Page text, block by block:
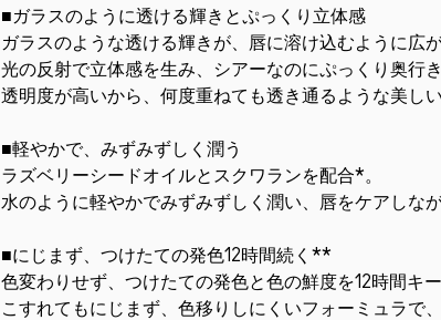
■ガラスのように透ける輝きとぷっくり立体感
ガラスのような透ける輝きが、唇に溶け込むように広
光の反射で立体感を生み、シアーなのにぷっくり奥行
透明度が高いから、何度重ねても透き通るような美しい
■軽やかで、みずみずしく潤う
ラズベリーシードオイルとスクワランを配合*。
水のように軽やかでみずみずしく潤い、唇をケアしな
■にじまず、つけたての発色12時間続く**
色変わりせず、つけたての発色と色の鮮度を12時間キ
こすれてもにじまず、色移りしにくいフォーミュラで